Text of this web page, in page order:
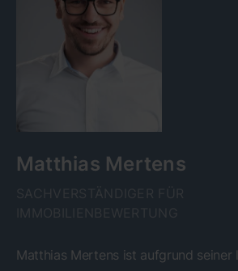
Matthias Mertens
Matthias Mertens ist aufgrund seiner